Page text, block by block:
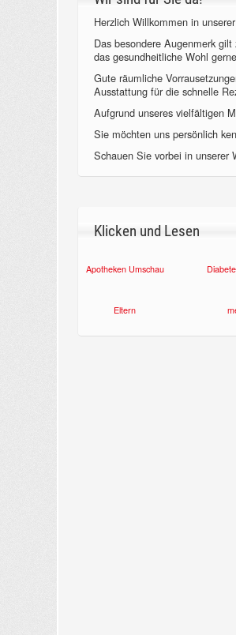
Herzlich Willkommen in
Das besondere Augenmerk
das gesundheitliche Wohl
Gute räumliche
Ausstattung für die schnelle
Aufgrund unseres vielfältigen
Sie möchten uns persönlich
Schauen Sie vorbei in unserer
Klicken und Lesen
Apotheken Umschau
Eltern